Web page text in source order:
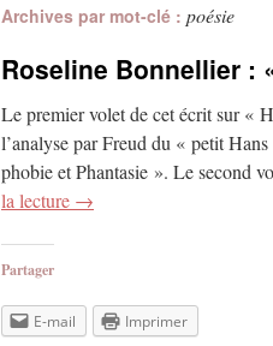
Archives par mot-clé : poésie
Roseline Bonnellier :
Le premier volet de cet écrit sur «
l’analyse par Freud du « petit
phobie et Phantasie ». Le second
la lecture →
Partager
E-mail Imprimer